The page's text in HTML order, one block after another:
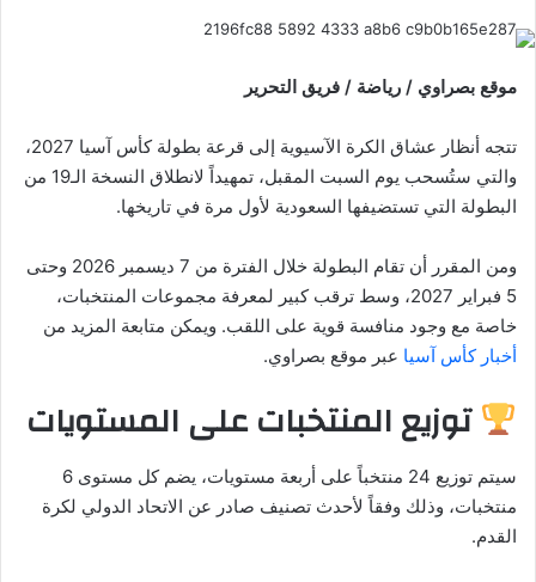
موقع بصراوي / رياضة / فريق التحرير
تتجه أنظار عشاق الكرة الآسيوية إلى قرعة بطولة كأس آسيا 2027،
والتي ستُسحب يوم السبت المقبل، تمهيداً لانطلاق النسخة الـ19 من
البطولة التي تستضيفها السعودية لأول مرة في تاريخها.
ومن المقرر أن تقام البطولة خلال الفترة من 7 ديسمبر 2026 وحتى
5 فبراير 2027، وسط ترقب كبير لمعرفة مجموعات المنتخبات،
خاصة مع وجود منافسة قوية على اللقب. ويمكن متابعة المزيد من
أخبار كأس آسيا عبر موقع بصراوي.
توزيع المنتخبات على المستويات
سيتم توزيع 24 منتخباً على أربعة مستويات، يضم كل مستوى 6
منتخبات، وذلك وفقاً لأحدث تصنيف صادر عن الاتحاد الدولي لكرة
القدم.